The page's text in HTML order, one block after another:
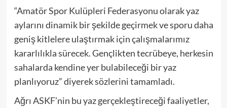
“Amatör Spor Kulüpleri Federasyonu olarak yaz
aylarını dinamik bir şekilde geçirmek ve sporu daha
geniş kitlelere ulaştırmak için çalışmalarımız
kararlılıkla sürecek. Gençlikten tecrübeye, herkesin
sahalarda kendine yer bulabileceği bir yaz
planlıyoruz” diyerek sözlerini tamamladı.
Ağrı ASKF’nin bu yaz gerçekleştireceği faaliyetler,